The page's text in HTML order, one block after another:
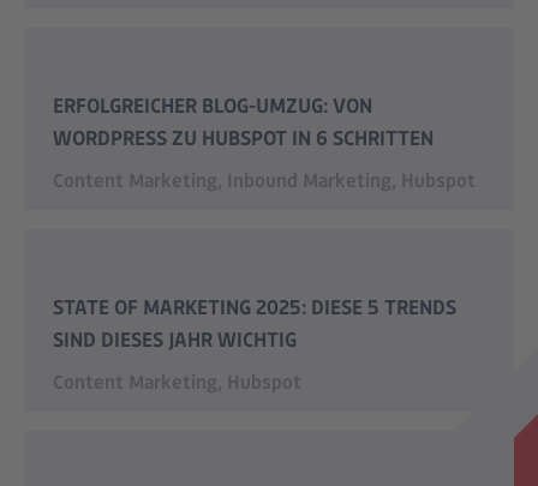
ERFOLGREICHER BLOG-UMZUG: VON
WORDPRESS ZU HUBSPOT IN 6 SCHRITTEN
Content Marketing, Inbound Marketing, Hubspot
STATE OF MARKETING 2025: DIESE 5 TRENDS
SIND DIESES JAHR WICHTIG
Content Marketing, Hubspot